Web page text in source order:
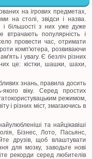
на ігрових предметах,
на столі, звідси і назва.
і більшості з них уже дуже
популярність і
провести час, отримати
комп'ютера, розвиваючи
і увагу. Є безліч різних
це: кістки, шашки, шахи,
знань, правила досить
якого віку. Серед простих
режимом,
і різних міст, змагаючись в
та найцікавіші
Бізнес, Лото, Пасьянс,
друзів, щоб влаштувати
для мозку, заводьте нові
рекорди серед любителів